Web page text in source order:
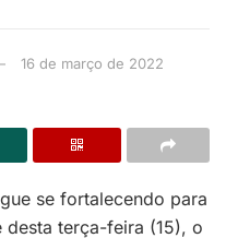
16 de março de 2022
se fortalecendo para
terça-feira (15), o